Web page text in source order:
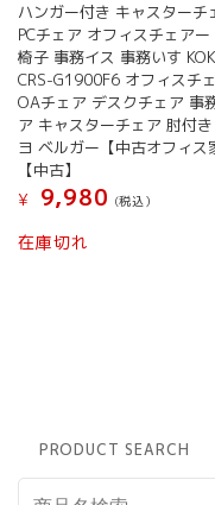
ハンガー付き キャスターチ
PCチェア オフィスチェア
椅子 事務イス 事務いす
CRS-G1900F6 オフィスチ
OAチェア デスクチェア 事
ア キャスターチェア 肘付
ヨ ベルガー【中古オフィス
【中古】
¥
9,980 (税込）
在庫切れ
PRODUCT SEARCH